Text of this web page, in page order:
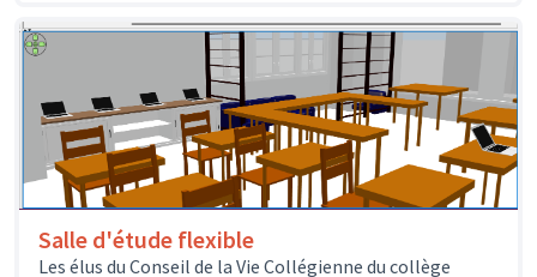
Salle d'étude flexible
Les élus du Conseil de la Vie Collégienne du collège